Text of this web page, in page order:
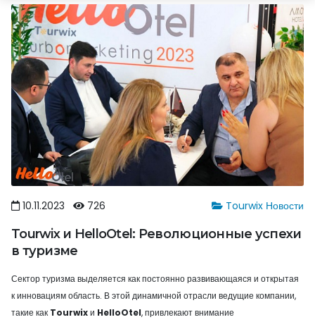
Tourwix Новости
10.11.2023 726
Tourwix и HelloOtel: Революционные успехи
в туризме
Сектор туризма выделяется как постоянно развивающаяся и открытая
к инновациям область. В этой динамичной отрасли ведущие компании,
такие как Tourwixи HelloOtel, привлекают внимание